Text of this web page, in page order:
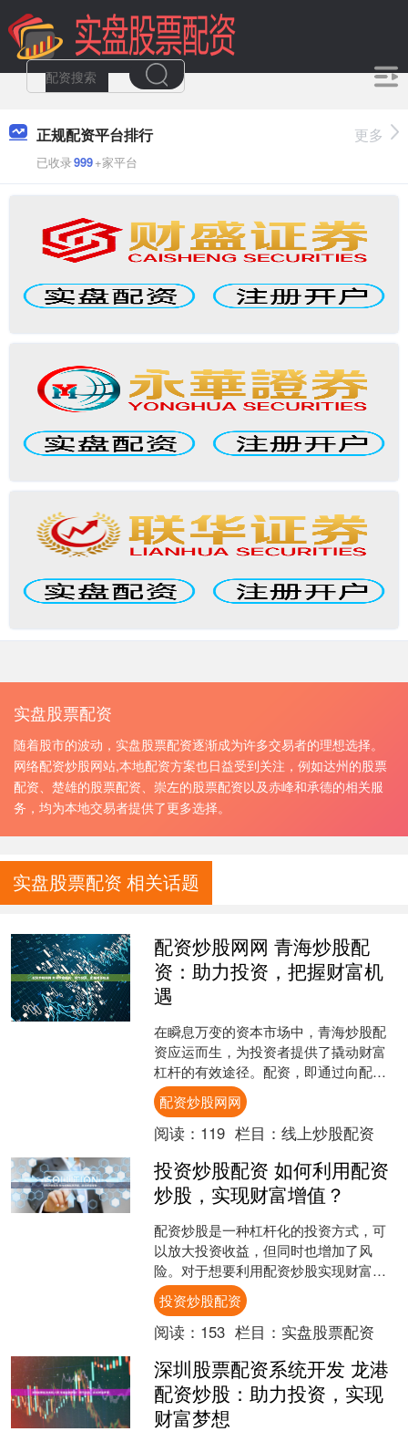
正规配资平台排行
已收录999+家平台
更多
实盘股票配资
随着股市的波动，实盘股票配资逐渐成为许多交易者的理想选择。
网络配资炒股网站,本地配资方案也日益受到关注，例如达州的股票
配资、楚雄的股票配资、崇左的股票配资以及赤峰和承德的相关服
务，均为本地交易者提供了更多选择。
实盘股票配资 相关话题
配资炒股网网 青海炒股配
资：助力投资，把握财富机
遇
在瞬息万变的资本市场中，青海炒股配
资应运而生，为投资者提供了撬动财富
杠杆的有效途径。配资，即通过向配资
公司借入资金，放大投资本金，从而提
高投资收益率。 1. *....
配资炒股网网
阅读： 119 栏目： 线上炒股配资
投资炒股配资 如何利用配资
炒股，实现财富增值？
配资炒股是一种杠杆化的投资方式，可
以放大投资收益，但同时也增加了风
险。对于想要利用配资炒股实现财富增
值的人来说投资炒股配资，需要谨慎操
作，做好以下几点： 配资概....
投资炒股配资
阅读： 153 栏目： 实盘股票配资
深圳股票配资系统开发 龙港
配资炒股：助力投资，实现
财富梦想